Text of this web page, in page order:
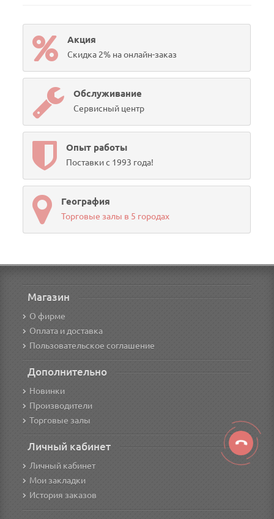
Акция
Скидка 2% на онлайн-заказ
Обслуживание
Сервисный центр
Опыт работы
Поставки с 1993 года!
География
Торговые залы в 5 городах
Магазин
О фирме
Оплата и доставка
Пользовательское соглашение
Дополнительно
Новинки
Производители
Торговые залы
Личный кабинет
Личный кабинет
Мои закладки
История заказов